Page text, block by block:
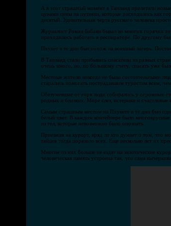
А в этот страшный момент в Таиланд прилетали
цунами цены на путевки, которые расходились как
десятый. Удивительная черта русского человека
Журналист Роман Бабаян бывал во многих горячих
приходилось работать в респираторе. По другому
Пхукет в те дни был похож на военный лагерь.
В Таиланд стали прибывать спасатели из разных
очень много, но, по большому счету, спасать уже
Местные жители никогда не были состоятельными
старались помогать пострадавшим туристам всем, чем
Обезумевшие от горя люди собирались у огромных
родных и близких. Море слез, истерики и счастливые
Самым страшным местом на Пхукете в те дни был
белый цвет. В каждом контейнере были
из тел, которые невозможно было опознать.
Приезжая на курорт, вряд ли кто думает о том, что
тайцев тогда поразило всех. Еще несколько лет их
Многие из них больше не ездят на экзотические
человеческая память устроена так, что сама